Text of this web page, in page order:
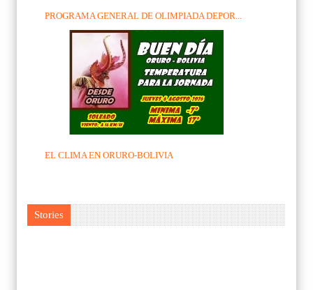
PROGRAMA GENERAL DE OLIMPIADA DEPOR...
EL CLIMA EN ORURO-BOLIVIA
Stories